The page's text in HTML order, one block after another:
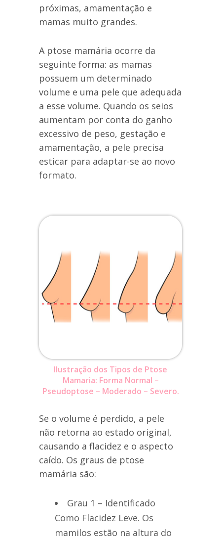
próximas, amamentação e
mamas muito grandes.
A ptose mamária ocorre da
seguinte forma: as mamas
possuem um determinado
volume e uma pele que adequada
a esse volume. Quando os seios
aumentam por conta do ganho
excessivo de peso, gestação e
amamentação, a pele precisa
esticar para adaptar-se ao novo
formato.
Ilustração dos Tipos de Ptose
Mamaria: Forma Normal –
Pseudoptose – Moderado – Severo.
Se o volume é perdido, a pele
não retorna ao estado original,
causando a flacidez e o aspecto
caído. Os graus de ptose
mamária são:
Grau 1 – Identificado
Como Flacidez Leve. Os
mamilos estão na altura do